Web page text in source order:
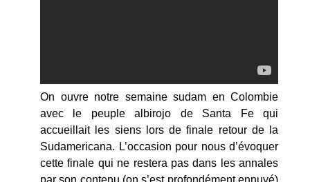
On ouvre notre semaine sudam en Colombie
avec le peuple albirojo de Santa Fe qui
accueillait les siens lors de finale retour de la
Sudamericana. L’occasion pour nous d’évoquer
cette finale qui ne restera pas dans les annales
par son contenu (on s’est profondément ennuyé)